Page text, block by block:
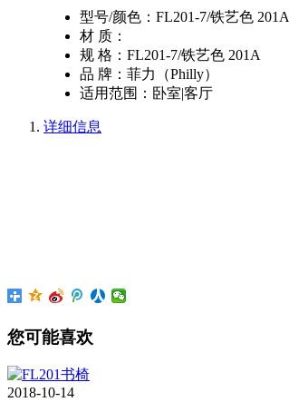
型号/颜色： FL201-7/铁艺色 201A
材 质：
规 格： FL201-7/铁艺色 201A
品 牌： 菲力（Philly）
适用范围： 卧室|客厅
详细信息
您可能喜欢
2018-10-14